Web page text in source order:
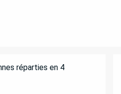
réparties en 4